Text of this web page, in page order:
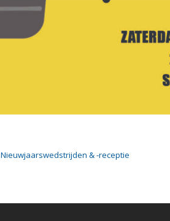
Nieuwjaarswedstrijden & -receptie